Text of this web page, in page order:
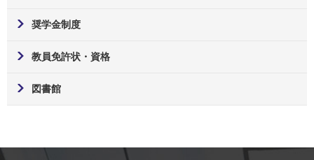
奨学金制度
教員免許状・資格
図書館